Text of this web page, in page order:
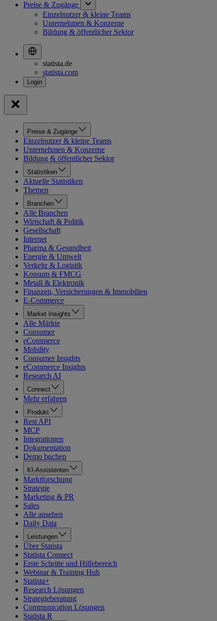
Preise & Zugänge
Einzelnutzer & kleine Teams
Unternehmen & Konzerne
Bildung & öffentlicher Sektor
statista.de
statista.com
Preise & Zugänge
Einzelnutzer & kleine Teams
Unternehmen & Konzerne
Bildung & öffentlicher Sektor
Statistiken
Aktuelle Statistiken
Themen
Branchen
Alle Branchen
Wirtschaft & Politik
Gesellschaft
Internet
Pharma & Gesundheit
Energie & Umwelt
Verkehr & Logistik
Konsum & FMCG
Metall & Elektronik
Finanzen, Versicherungen & Immobilien
E-Commerce
Market Insights
Alle Märkte
Consumer
eCommerce
Mobility
Consumer Insights
eCommerce Insights
Research AI
Connect
Mehr erfahren
Produkt
Rest API
MCP
Integrationen
Dokumentation
Demo buchen
KI-Assistenten
Marktforschung
Strategie
Marketing & PR
Sales
Alle ansehen
Daily Data
Leistungen
Über Statista
Statista Connect
Erste Schritte und Hilfebereich
Webinar & Training Hub
Statista+
Research Lösungen
Strategieberatung
Communication Lösungen
Statista R